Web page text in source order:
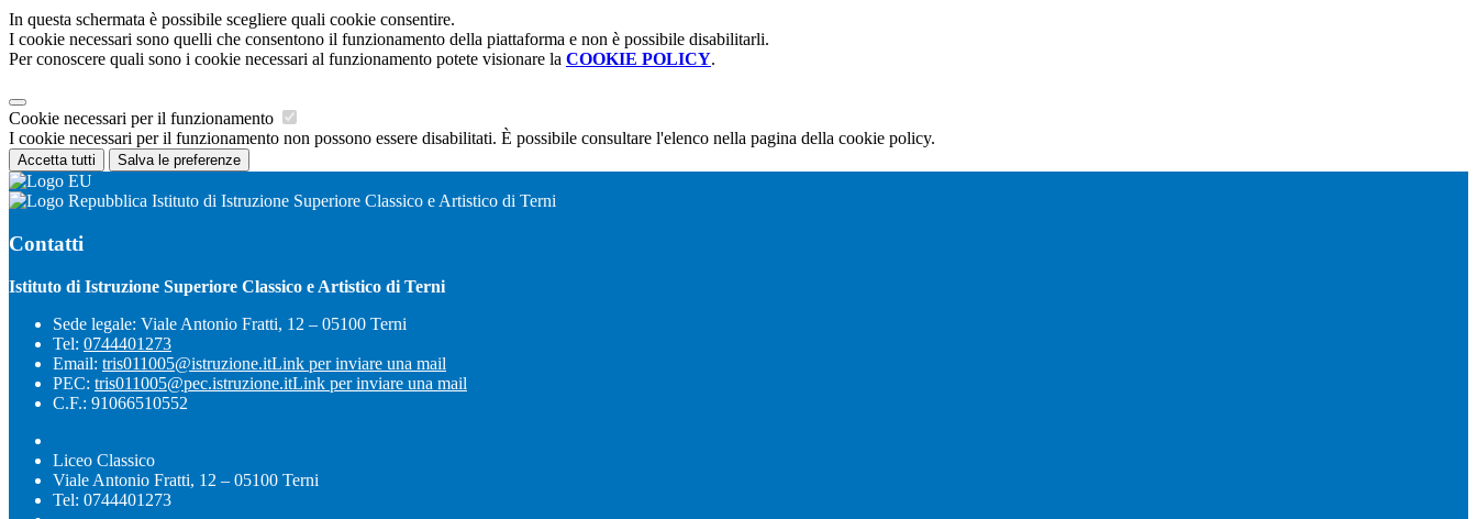
In questa schermata è possibile scegliere quali cookie consentire.
I cookie necessari sono quelli che consentono il funzionamento della piattaforma e non è possibile disabilitarli.
Per conoscere quali sono i cookie necessari al funzionamento potete visionare la COOKIE POLICY.
Cookie necessari per il funzionamento
I cookie necessari per il funzionamento non possono essere disabilitati. È possibile consultare l'elenco nella pagina della cookie policy.
Accetta tutti Salva le preferenze
Istituto di Istruzione Superiore Classico e Artistico di Terni
Contatti
Istituto di Istruzione Superiore Classico e Artistico di Terni
Sede legale: Viale Antonio Fratti, 12 – 05100 Terni
Tel: 0744401273
Email: tris011005@istruzione.itLink per inviare una mail
PEC: tris011005@pec.istruzione.itLink per inviare una mail
C.F.: 91066510552
Liceo Classico
Viale Antonio Fratti, 12 – 05100 Terni
Tel: 0744401273